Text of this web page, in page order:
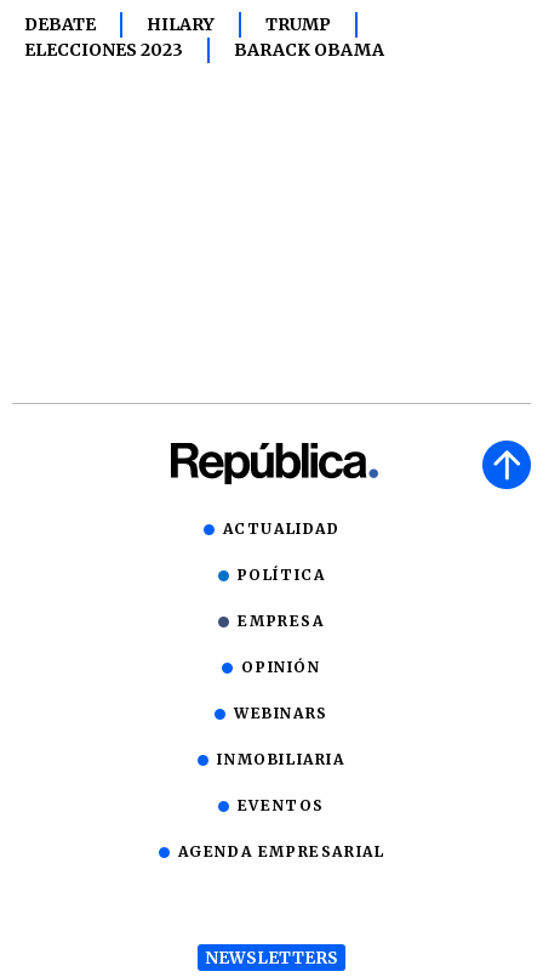
DEBATE
HILARY
TRUMP
ELECCIONES 2023
BARACK OBAMA
ACTUALIDAD
POLÍTICA
EMPRESA
OPINIÓN
WEBINARS
INMOBILIARIA
EVENTOS
AGENDA EMPRESARIAL
NEWSLETTERS